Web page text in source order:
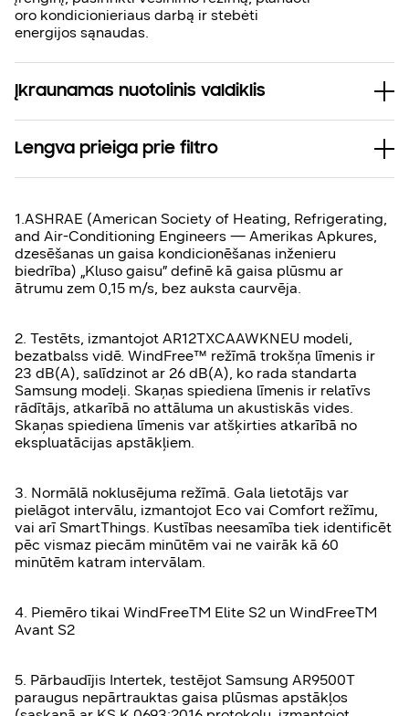
oro kondicionieriaus darbą ir stebėti
energijos sąnaudas.
Įkraunamas nuotolinis valdiklis
Lengva prieiga prie filtro
1.ASHRAE (American Society of Heating, Refrigerating,
and Air-Conditioning Engineers — Amerikas Apkures,
dzesēšanas un gaisa kondicionēšanas inženieru
biedrība) „Kluso gaisu” definē kā gaisa plūsmu ar
ātrumu zem 0,15 m/s, bez auksta caurvēja.
2. Testēts, izmantojot AR12TXCAAWKNEU modeli,
bezatbalss vidē. WindFree™ režīmā trokšņa līmenis ir
23 dB(A), salīdzinot ar 26 dB(A), ko rada standarta
Samsung modeļi. Skaņas spiediena līmenis ir relatīvs
rādītājs, atkarībā no attāluma un akustiskās vides.
Skaņas spiediena līmenis var atšķirties atkarībā no
ekspluatācijas apstākļiem.
3. Normālā noklusējuma režīmā. Gala lietotājs var
pielāgot intervālu, izmantojot Eco vai Comfort režīmu,
vai arī SmartThings. Kustības neesamība tiek identificēt
pēc vismaz piecām minūtēm vai ne vairāk kā 60
minūtēm katram intervālam.
4. Piemēro tikai WindFreeTM Elite S2 un WindFreeTM
Avant S2
5. Pārbaudījis Intertek, testējot Samsung AR9500T
paraugus nepārtrauktas gaisa plūsmas apstākļos